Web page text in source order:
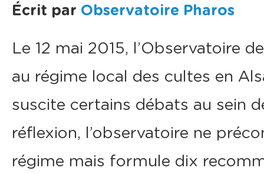
Écrit par Observatoire Pharos
Le 12 mai 2015, l’Observatoire
au régime local des cultes en
suscite certains débats au sein
réflexion, l’observatoire ne
régime mais formule dix